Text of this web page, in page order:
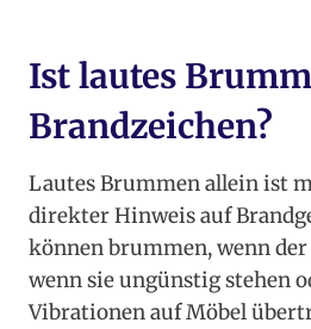
Ist lautes
Brandzeichen?
Lautes Brummen allein ist
direkter Hinweis auf
können brummen, wenn
wenn sie ungünstig stehen
Vibrationen auf Möbel